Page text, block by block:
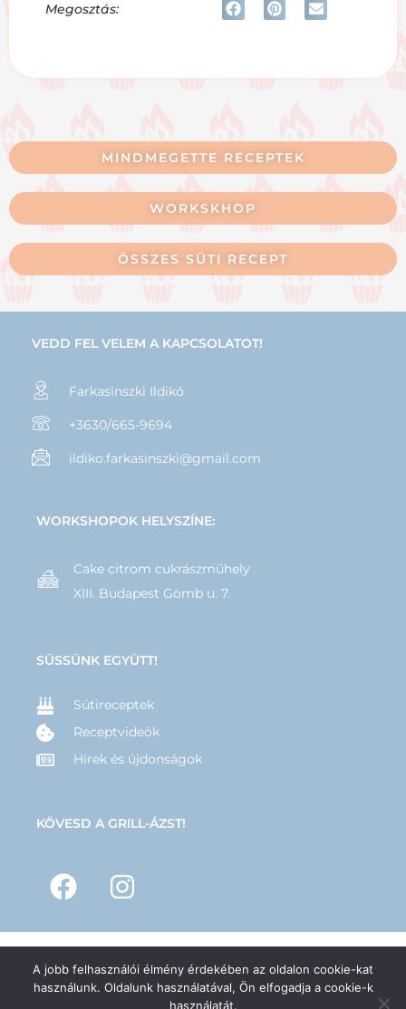
Megosztás:
MINDMEGETTE RECEPTEK
WORKSKHOP
ÖSSZES SÜTI RECEPT
VEDD FEL VELEM A KAPCSOLATOT!
Farkasinszki Ildikó
+3630/665-9694
ildiko.farkasinszki@gmail.com
WORKSHOPOK HELYSZÍNE:
Cake citrom cukrászműhely
XIII. Budapest Gömb u. 7.
SÜSSÜNK EGYÜTT!
Sütireceptek
Receptvideók
Hírek és újdonságok
KÖVESD A GRILL-ÁZST!
© 2025 – GRILL-ÁZS– Minden jog fenntartva | Készítette:Hernyák
Gábor e.v.
A jobb felhasználói élmény érdekében az oldalon cookie-kat
használunk. Oldalunk használatával, Ön elfogadja a cookie-k
használatát.